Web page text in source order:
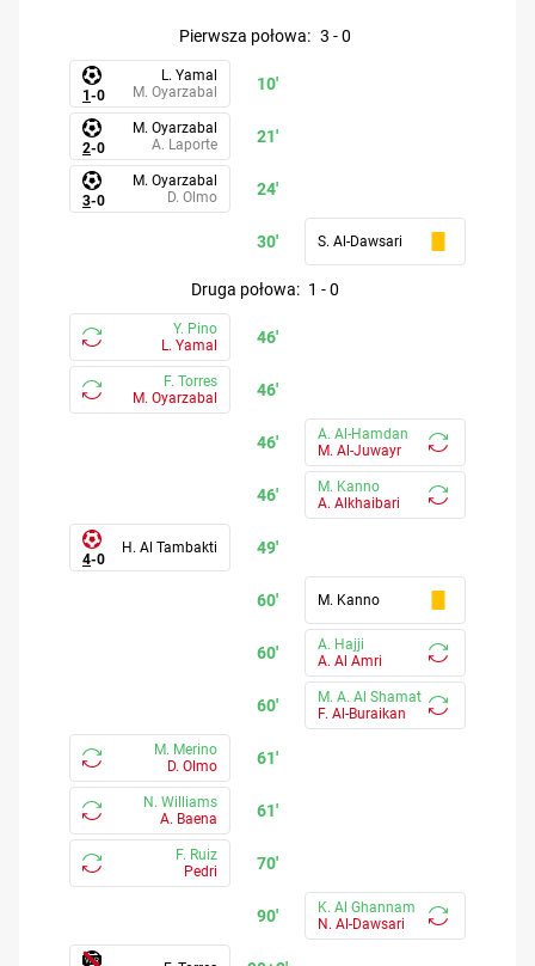
pierwsza połowa: 3 - 0
10'
1-0
L. Yamal
M. Oyarzabal
21'
2-0
M. Oyarzabal
A. Laporte
24'
3-0
M. Oyarzabal
D. Olmo
30' S. Al-Dawsari
druga połowa: 1 -0
46'
Y. Pino
L. Yamal
46'
F. Torres
M. Oyarzabal
46'
A. Al-Hamdan
M. Al-Juwayr
46'
M. Kanno
A. Alkhaibari
49'
4-0
H. Al Tambakti
60' M. Kanno
60'
A. Hajji
A. Al Amri
60'
M. A. Al Shamat
F. Al-Buraikan
61'
M. Merino
D. Olmo
61'
N. Williams
A. Baena
70'
F. Ruiz
Pedri
90'
K. Al Ghannam
N. Al-Dawsari